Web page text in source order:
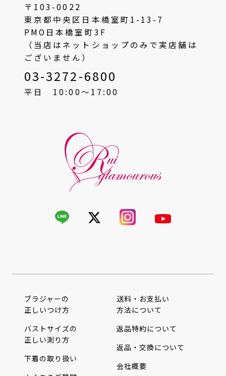
〒103-0022
東京都中央区日本橋室町1-13-7
PMO日本橋室町3F
（当店はネットショップのみで実店舗は
ございません）
03-3272-6800
平日 10:00〜17:00
ブラジャーの
正しいつけ方
バストサイズの
正しい測り方
下着の取り扱い
送料・お支払い
方法について
返品特約について
返品・交換について
会社概要